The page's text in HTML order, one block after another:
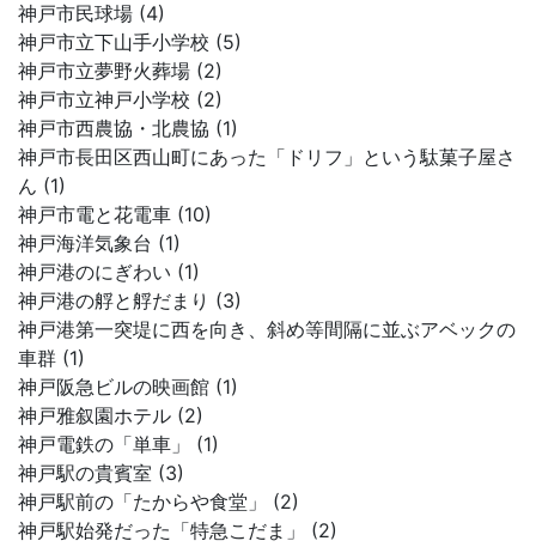
神戸市民球場 (4)
神戸市立下山手小学校 (5)
神戸市立夢野火葬場 (2)
神戸市立神戸小学校 (2)
神戸市西農協・北農協 (1)
神戸市長田区西山町にあった「ドリフ」という駄菓子屋さ
ん (1)
神戸市電と花電車 (10)
神戸海洋気象台 (1)
神戸港のにぎわい (1)
神戸港の艀と艀だまり (3)
神戸港第一突堤に西を向き、斜め等間隔に並ぶアベックの
車群 (1)
神戸阪急ビルの映画館 (1)
神戸雅叙園ホテル (2)
神戸電鉄の「単車」 (1)
神戸駅の貴賓室 (3)
神戸駅前の「たからや食堂」 (2)
神戸駅始発だった「特急こだま」 (2)